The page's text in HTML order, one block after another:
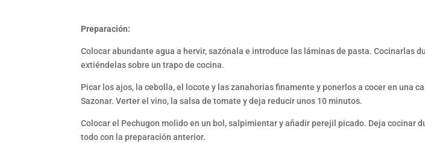
Preparación:
Colocar abundante agua a hervir, sazónala e introduce las láminas de pasta. Cocinarlas
extiéndelas sobre un trapo de cocina.
Picar los ajos, la cebolla, el locote y las zanahorias finamente y ponerlos a cocer en una
Sazonar. Verter el vino, la salsa de tomate y deja reducir unos 10 minutos.
Colocar el Pechugon molido en un bol, salpimientar y añadir perejil picado. Deja cocinar
todo con la preparación anterior.